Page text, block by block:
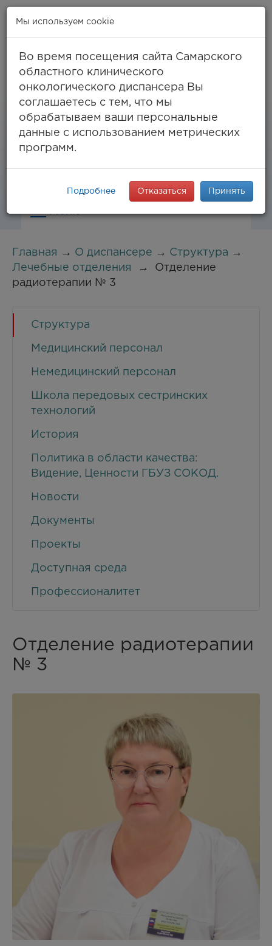
Самара, ул. Солнечная, 50
(тел. единый call-центр),
994-03-99факс
info@samaraonko.ru
Главная → О диспансере → Структура →
Лечебные отделения
→ Отделение
радиотерапии № 3
Структура
Медицинский персонал
Немедицинский персонал
Школа передовых сестринских
технологий
История
Политика в области качества:
Видение, Ценности ГБУЗ СОКОД.
Новости
Документы
Проекты
Доступная среда
Профессионалитет
Отделение радиотерапии
№ 3
Мы используем cookie
Во время посещения сайта Самарского
областного клинического
онкологического диспансера Вы
соглашаетесь с тем, что мы
обрабатываем ваши персональные
данные с использованием метрических
программ.
Подробнее Отказаться Принять